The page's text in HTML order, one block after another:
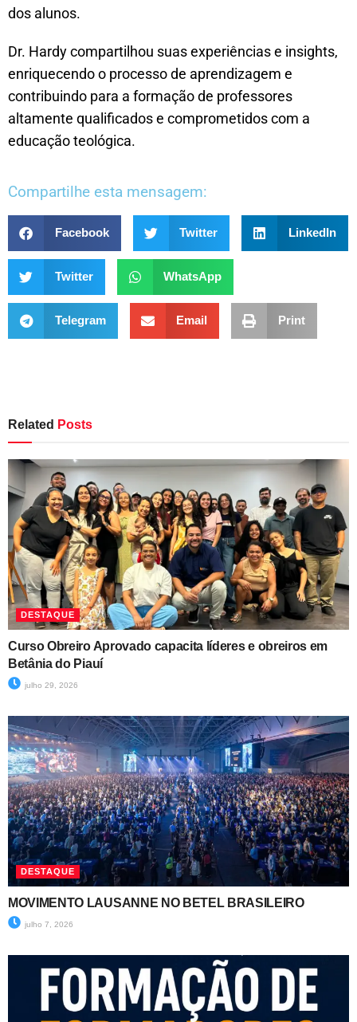
dos alunos.
Dr. Hardy compartilhou suas experiências e insights,
enriquecendo o processo de aprendizagem e
contribuindo para a formação de professores
altamente qualificados e comprometidos com a
educação teológica.
Compartilhe esta mensagem:
Facebook Twitter LinkedIn
Twitter WhatsApp
Telegram Email Print
Related Posts
DESTAQUE
Curso Obreiro Aprovado capacita líderes e obreiros em
Betânia do Piauí
julho 29, 2026
DESTAQUE
MOVIMENTO LAUSANNE NO BETEL BRASILEIRO
julho 7, 2026